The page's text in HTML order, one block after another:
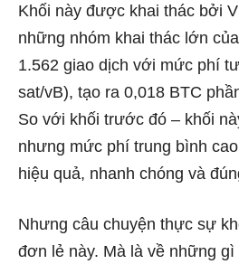
Khối này được khai thác bởi
những nhóm khai thác lớn
1.562 giao dịch với mức phí
sat/vB), tạo ra 0,018 BTC
So với khối trước đó – khối
nhưng mức phí trung bình
hiệu quả, nhanh chóng và
Nhưng câu chuyện thực sự
đơn lẻ này. Mà là về những gì